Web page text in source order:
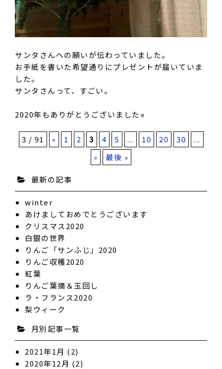
サンタさんへの願いが伝わっていました。
お手紙を書いた希望通りにプレゼントが届いていま
した。
サンタさんって、すごい。
2020年もありがとうございました⭐︎
3 / 91 « 1 2 3 4 5 ... 10 20 30
...
»
最後 »
最新の記事
winter
あけましておめでとうございます
クリスマス2020
白銀の世界
りんご「サンふじ」2020
りんご収穫2020
紅葉
りんご葉摘＆玉回し
ラ・フランス2020
梨ウィーク
月別記事一覧
2021年1月 (2)
2020年12月 (2)